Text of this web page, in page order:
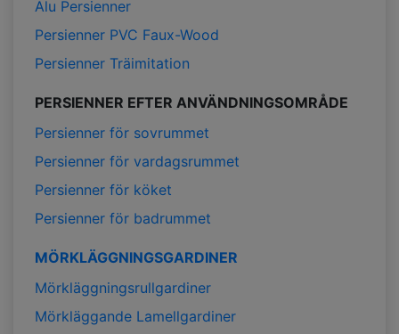
Alu Persienner
Persienner PVC Faux-Wood
Persienner Träimitation
PERSIENNER EFTER ANVÄNDNINGSOMRÅDE
Persienner för sovrummet
Persienner för vardagsrummet
Persienner för köket
Persienner för badrummet
MÖRKLÄGGNINGSGARDINER
Mörkläggningsrullgardiner
Mörkläggande Lamellgardiner